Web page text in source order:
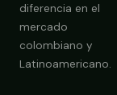
diferencia en el
mercado
colombiano y
Latinoamericano.